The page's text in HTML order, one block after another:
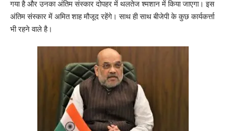
गया है और उनका अंतिम संस्कार दोपहर में थलतेज श्मशान में किया जाएगा। इस
अंतिम संस्कार में अमित शाह मौजूद रहेंगे। साथ ही साथ बीजेपी के कुछ कार्यकर्त्ता
भी रहने वाले है।